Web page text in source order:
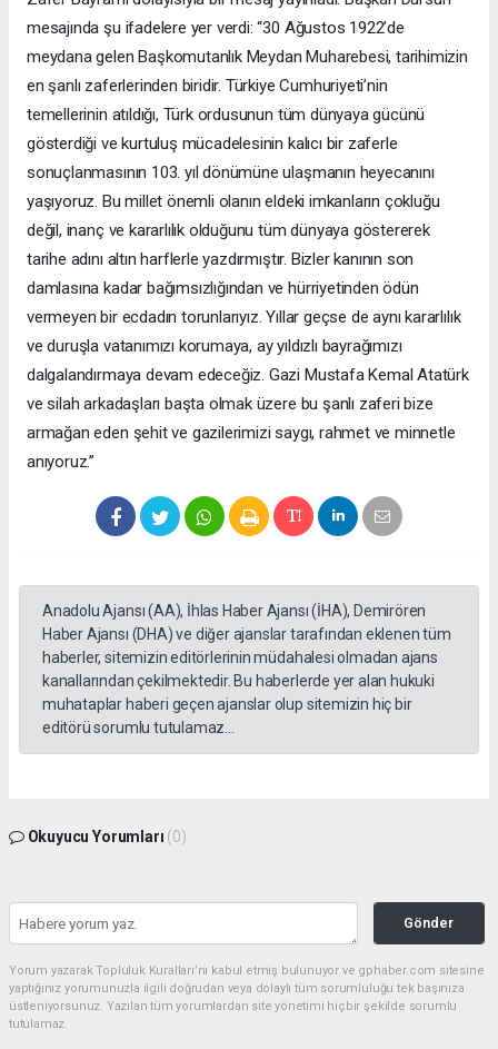
mesajında şu ifadelere yer verdi: “30 Ağustos 1922’de
meydana gelen Başkomutanlık Meydan Muharebesi, tarihimizin
en şanlı zaferlerinden biridir. Türkiye Cumhuriyeti’nin
temellerinin atıldığı, Türk ordusunun tüm dünyaya gücünü
gösterdiği ve kurtuluş mücadelesinin kalıcı bir zaferle
sonuçlanmasının 103. yıl dönümüne ulaşmanın heyecanını
yaşıyoruz. Bu millet önemli olanın eldeki imkanların çokluğu
değil, inanç ve kararlılık olduğunu tüm dünyaya göstererek
tarihe adını altın harflerle yazdırmıştır. Bizler kanının son
damlasına kadar bağımsızlığından ve hürriyetinden ödün
vermeyen bir ecdadın torunlarıyız. Yıllar geçse de aynı kararlılık
ve duruşla vatanımızı korumaya, ay yıldızlı bayrağımızı
dalgalandırmaya devam edeceğiz. Gazi Mustafa Kemal Atatürk
ve silah arkadaşları başta olmak üzere bu şanlı zaferi bize
armağan eden şehit ve gazilerimizi saygı, rahmet ve minnetle
anıyoruz.”
Anadolu Ajansı (AA), İhlas Haber Ajansı (İHA), Demirören
Haber Ajansı (DHA) ve diğer ajanslar tarafından eklenen tüm
haberler, sitemizin editörlerinin müdahalesi olmadan ajans
kanallarından çekilmektedir. Bu haberlerde yer alan hukuki
muhataplar haberi geçen ajanslar olup sitemizin hiç bir
editörü sorumlu tutulamaz...
Okuyucu Yorumları (0)
Gönder
Yorum yazarak Topluluk Kuralları’nı kabul etmiş bulunuyor ve gphaber.com sitesine
yaptığınız yorumunuzla ilgili doğrudan veya dolaylı tüm sorumluluğu tek başınıza
üstleniyorsunuz. Yazılan tüm yorumlardan site yönetimi hiçbir şekilde sorumlu
tutulamaz.